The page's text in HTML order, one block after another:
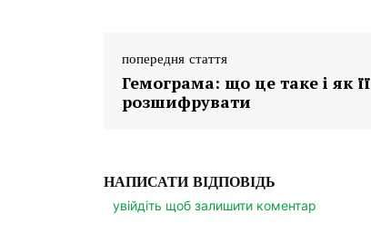
попередня стаття
Гемограма: що це таке і як її
розшифрувати
НАПИСАТИ ВІДПОВІДЬ
увійдіть щоб залишити коментар